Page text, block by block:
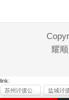
耀
link:
苏州讨债公
盐城讨